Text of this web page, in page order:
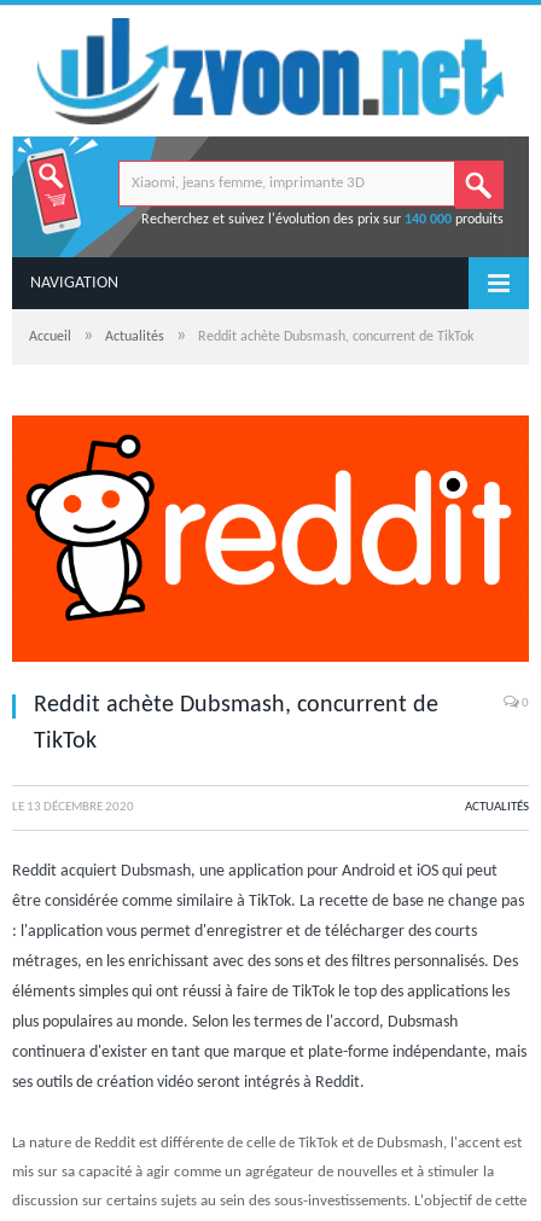
Recherchez et suivez l'évolution des prix sur 140 000produits
NAVIGATION
Accueil » Actualités » Reddit achète Dubsmash, concurrent de TikTok
Reddit achète Dubsmash, concurrent de
TikTok
0
LE 13 DÉCEMBRE 2020 ACTUALITÉS
Reddit acquiert Dubsmash, une application pour Android et iOS qui peut
être considérée comme similaire à TikTok. La recette de base ne change pas
: l'application vous permet d'enregistrer et de télécharger des courts
métrages, en les enrichissant avec des sons et des filtres personnalisés. Des
éléments simples qui ont réussi à faire de TikTok le top des applications les
plus populaires au monde. Selon les termes de l'accord, Dubsmash
continuera d'exister en tant que marque et plate-forme indépendante, mais
ses outils de création vidéo seront intégrés à Reddit.
La nature de Reddit est différente de celle de TikTok et de Dubsmash, l'accent est
mis sur sa capacité à agir comme un agrégateur de nouvelles et à stimuler la
discussion sur certains sujets au sein des sous-investissements. L'objectif de cette